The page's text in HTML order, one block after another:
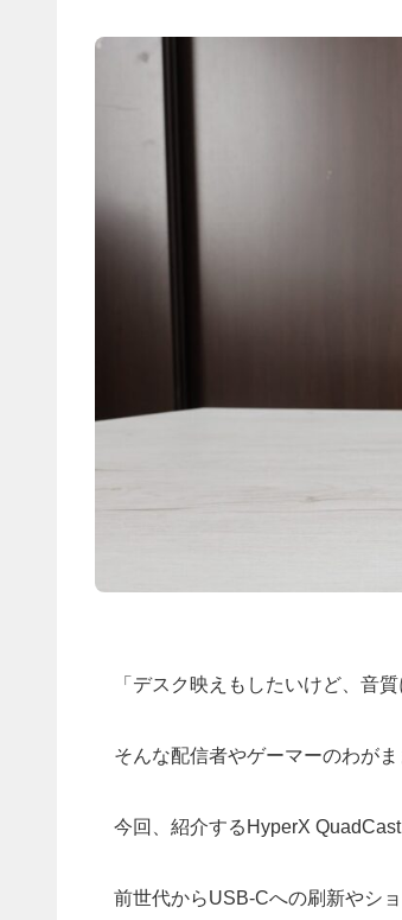
「デスク映えもしたいけど、音
そんな配信者やゲーマーのわが
今回、紹介するHyperX
前世代からUSB-Cへの刷新やシ